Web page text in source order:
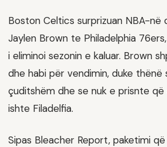
Boston Celtics surprizuan NBA-në
Jaylen Brown te Philadelphia
i eliminoi sezonin e kaluar. Brown
dhe habi për vendimin, duke thënë
çuditshëm dhe se nuk e prisnte
ishte Filadelfia.
Sipas Bleacher Report, paketimi